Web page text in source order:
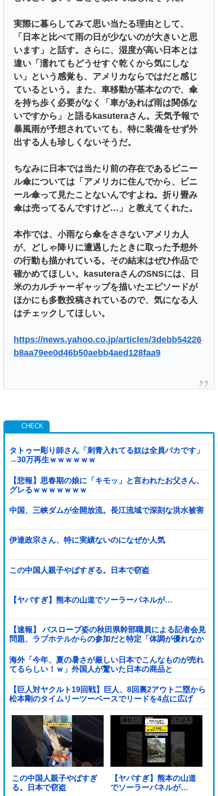
実際に暮らしてみて思い当たる理由として、
「日本と比べて雨の日が少ないのが大きいと思
います」と話す。さらに、湿度が高い日本とは
違い「濡れてもどうせすぐ乾くから気にしな
い」という感覚も、アメリカならではだと感じ
ているという。また、車移動が基本なので、傘
を持ち歩く必要がなく「車があれば雨は関係な
いですから」と語るkasuteraさん。天気予報で
暴風雨が予想されていても、特に装備をせず外
出する人も珍しくないそうだ。
ちなみに日本では当たり前の存在であるビニー
ル傘については「アメリカに住んでから、ビニ
ール傘って見たことないんですよね。折り畳み
傘は売ってるんですけど…」と教えてくれた。
本作では、小雨なら傘をささないアメリカ人
が、どしゃ降りに遭遇したときに取った予想外
の行動も描かれている。その結末はぜひ作品で
確かめてほしい。kasuteraさんのSNSには、日
米のカルチャーギャップを描いたエピソードが
ほかにも多数投稿されているので、気になる人
はチェックしてほしい。
https://news.yahoo.co.jp/articles/3debb54226
b8aa79ee0d46b50aebb4aed128faa9
タトゥー彫り師さん「刺青入れてる奴は全員バカです」
→30万再生ｗｗｗｗｗｗ
【悲報】思春期の娘に「キモッ」と言われたお父さん、
グレるｗｗｗｗｗｗｗ
中国、三峡ダムが全開放流。長江流域で深刻な洪水被害
伊達政宗さん、特に実績ないのになぜか人気
この中国人親子やばすぎる。日本で窃盗
【ヤバすぎ】熊本の山道でソーラーパネルが…
【速報】 バスローブ姿の秋田県幹部職員による記者会見
問題、ラブホテルからの参加だと特定「体調が優れなか
ったため...」とは何だったのか
海外「今年、夏の暑さが厳しい日本でこんなものが売れ
てるらしい！ｗ」外国人が驚いた日本の商品と
は・・・？【海外の反応】
【巨人対ヤクルト19回戦】巨人、8回裏2アウト二塁から
松本剛のタイムリーツーベースでリードを4点に広げ
る！！！！！！！！他
この中国人親子やばすぎ
る。日本で窃盗
【ヤバすぎ】熊本の山道
でソーラーパネルが…